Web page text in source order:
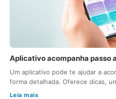
Aplicativo acompanha passo
Um aplicativo pode te ajudar a
forma detalhada. Oferece dicas,
Leia mais